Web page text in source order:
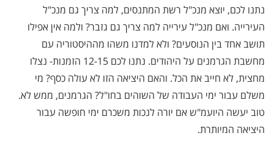
נתנו לכם, יוצא מנכ"ל רשת המתנסים, למה צריך גם מנכ"ל
העירייה. ואם מנכ"ל עירייה למה צריך גם גזבר? ולמה אין אפילו
תושב אחד בין הנוסעים? ולא למדנו משהו מההיסטוריה עם
מחשבת הגרמנים על היהודים. נתנו לכם 12-15 הזמנות- נצלו
מחצית, לא חייב את הכל. והאם היציאה הזו לא עולה כסף? מי
משלם עבור ימי העבודה של השוהים בחו"ל? הגרמנים, ממש לא.
טוב יעשה היועמ"ש אם יורה לנכות משכרם ימי חופשה עבור
היציאה המיותרת.